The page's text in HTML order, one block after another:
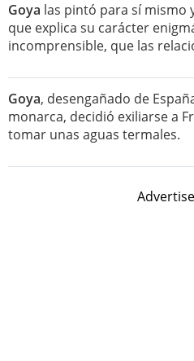
Goya las pintó para sí mismo
que explica su carácter
incomprensible, que las
Goya, desengañado de
monarca, decidió exiliarse a
tomar unas aguas termales.